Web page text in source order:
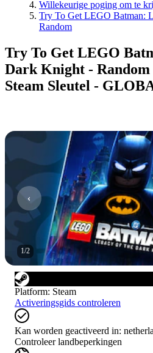
Willekeurige poging om te
Try To Get LEGO Batman:
Random
Try To Get LEGO
Dark Knight - Random
Steam Sleutel -
1/2
Platform: Steam
Activeringsgids controleren
Kan worden geactiveerd in:
Controleer landbeperkingen